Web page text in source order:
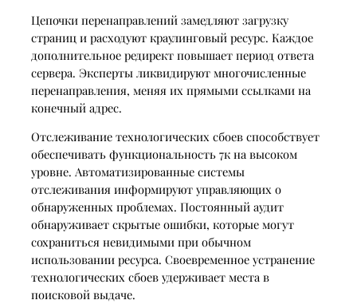
Цепочки перенаправлений замедляют загрузку
страниц и расходуют краулинговый ресурс. Каждое
дополнительное редирект повышает период ответа
сервера. Эксперты ликвидируют многочисленные
перенаправления, меняя их прямыми ссылками на
конечный адрес.
Отслеживание технологических сбоев способствует
обеспечивать функциональность 7к на высоком
уровне. Автоматизированные системы
отслеживания информируют управляющих о
обнаруженных проблемах. Постоянный аудит
обнаруживает скрытые ошибки, которые могут
сохраниться невидимыми при обычном
использовании ресурса. Своевременное устранение
технологических сбоев удерживает места в
поисковой выдаче.